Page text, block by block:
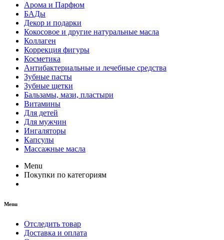
Арома и Парфюм
БАДы
Декор и подарки
Кокосовое и другие натуральные масла
Коллаген
Коррекция фигуры
Косметика
Антибактериальные и лечебные средства
Зубные пасты
Зубные щетки
Бальзамы, мази, пластыри
Витамины
Для детей
Для мужчин
Ингаляторы
Капсулы
Массажные масла
Menu
Покупки по категориям
Menu
Отследить товар
Доставка и оплата